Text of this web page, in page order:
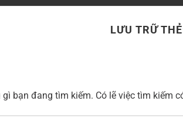
LƯU TRỮ
bạn đang tìm kiếm. Có lẽ việc tìm kiếm